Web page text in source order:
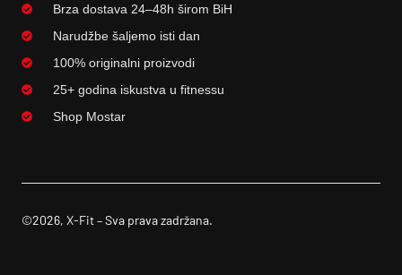
Brza dostava 24–48h širom BiH
Narudžbe šaljemo isti dan
100% originalni proizvodi
25+ godina iskustva u fitnessu
Shop Mostar
©2026, X-Fit – Sva prava zadržana.